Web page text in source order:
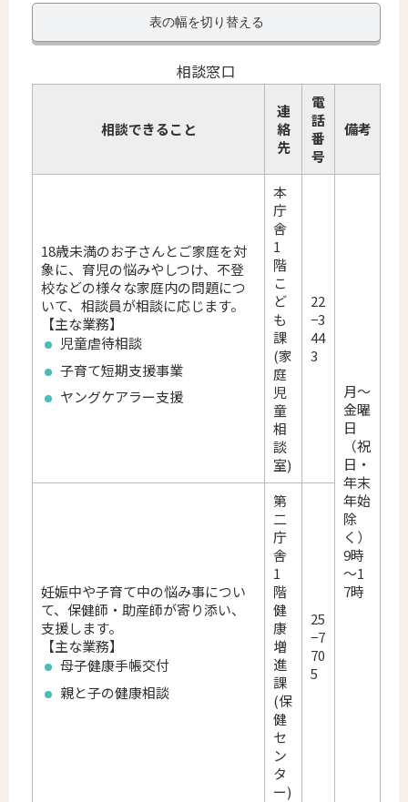
表の幅を切り替える
相談窓口
相談できること
連
絡
先
電
話
番
号
備考
18歳未満のお子さんとご家庭を対
象に、育児の悩みやしつけ、不登
校などの様々な家庭内の問題につ
いて、相談員が相談に応じます。
【主な業務】
児童虐待相談
子育て短期支援事業
ヤングケアラー支援
本
庁
舎
1
階
こ
ど
も
課
(家
庭
児
童
相
談
室)
22
−3
44
3
月～
金曜
日
（祝
日・
年末
年始
除
く）
9時
～1
7時
妊娠中や子育て中の悩み事につい
て、保健師・助産師が寄り添い、
支援します。
【主な業務】
母子健康手帳交付
親と子の健康相談
第
二
庁
舎
1
階
健
康
増
進
課
(保
健
セ
ン
タ
ー)
25
−7
70
5